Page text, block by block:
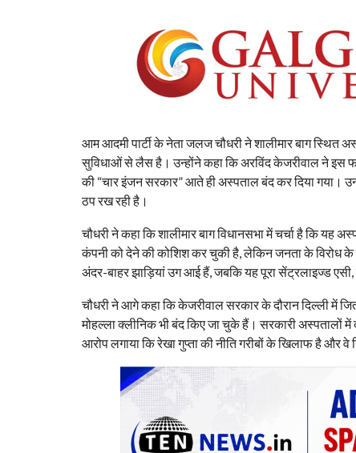
आम आदमी पार्टी के नेता जलज चौधरी ने शालीमार बाग स्थित
सुविधाओं से लैस है। उन्होंने कहा कि अरविंद केजरीवाल ने इस
की “चार इंजन सरकार” आते ही अस्पताल बंद कर दिया गया।
ठप रख रही है।
चौधरी ने कहा कि शालीमार बाग विधानसभा में चर्चा है कि यह
कंपनी को देने की कोशिश कर चुकी है, लेकिन जनता के विरोध
अंदर-बाहर झाड़ियां उग आई हैं, जबकि यह पूरा सेंट्रलाइज्ड
चौधरी ने आगे कहा कि केजरीवाल सरकार के दौरान दिल्ली में
मोहल्ला क्लीनिक भी बंद किए जा चुके हैं। सरकारी अस्पतालों में
आरोप लगाया कि रेखा गुप्ता की नीति गरीबों के खिलाफ है और